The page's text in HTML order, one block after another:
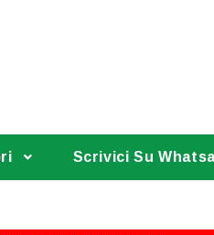
Scrivici Su